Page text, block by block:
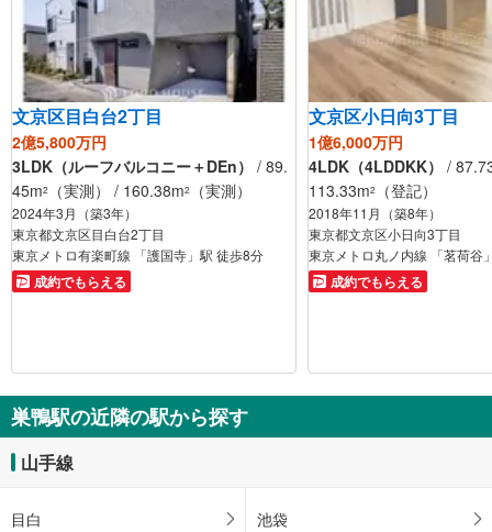
文京区目白台2丁目
2億5,800万円
3LDK（ルーフバルコニー＋DEn） / 89.
45m2 （実測） / 160.38m2 （実測）
2024年3月（築3年）
東京都文京区目白台2丁目
東京メトロ有楽町線 「護国寺」駅 徒歩8分
成約でもらえる
文京区小日向3丁目
1億6,000万円
4LDK（4LDDKK） /
113.33m2 （登記）
2018年11月（築8年）
東京都文京区小日向3丁目
東京メトロ丸ノ内線 「茗荷谷
成約でもらえる
巣鴨駅の近隣の駅から探す
山手線
目白 池袋